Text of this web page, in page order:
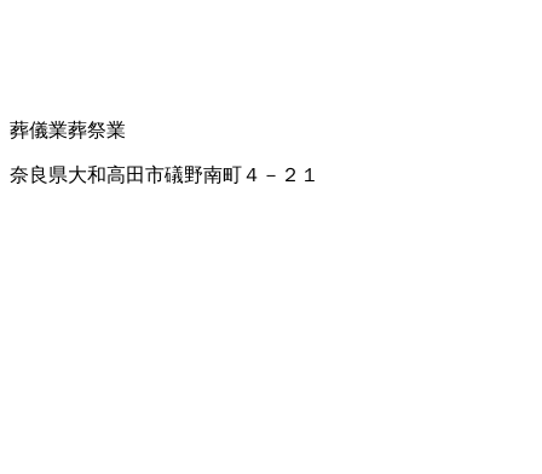
葬儀業葬祭業
奈良県大和高田市礒野南町４－２１